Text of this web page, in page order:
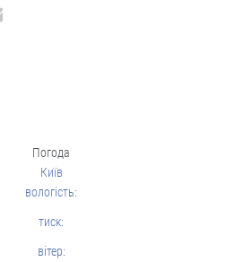
Погода
Київ
вологість:
тиск:
вітер: